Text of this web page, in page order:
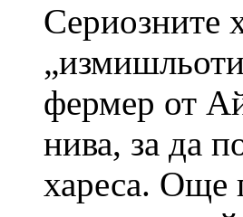
Сериозните
фермер от
нива, за да
хареса. Още